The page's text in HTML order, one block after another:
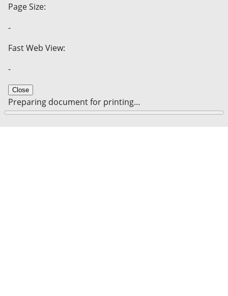
Page Size:
-
Fast Web View:
-
Close
Preparing document for printing…